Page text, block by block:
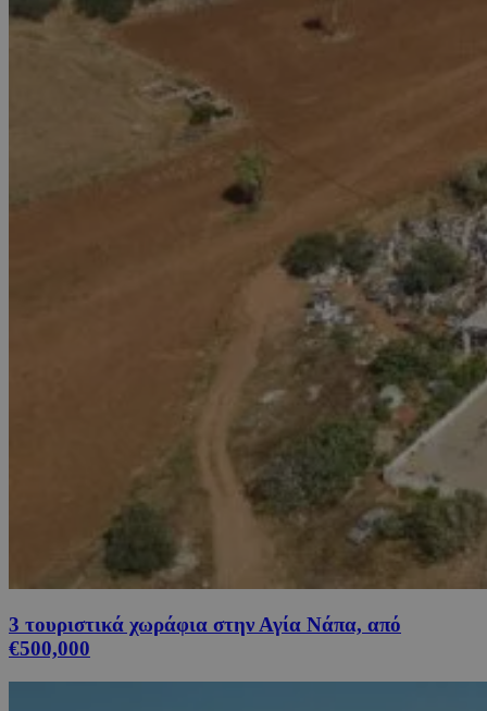
3 τουριστικά χωράφια στην Αγία Νάπα, από
€500,000